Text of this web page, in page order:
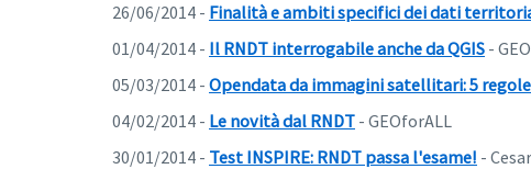
26/06/2014 - Finalità e ambiti specifici dei dati
01/04/2014 - Il RNDT interrogabile anche da QGIS -
05/03/2014 - Opendata da immagini satellitari: 5
04/02/2014 - Le novità dal RNDT - GEOforALL
30/01/2014 - Test INSPIRE: RNDT passa l'esame! -